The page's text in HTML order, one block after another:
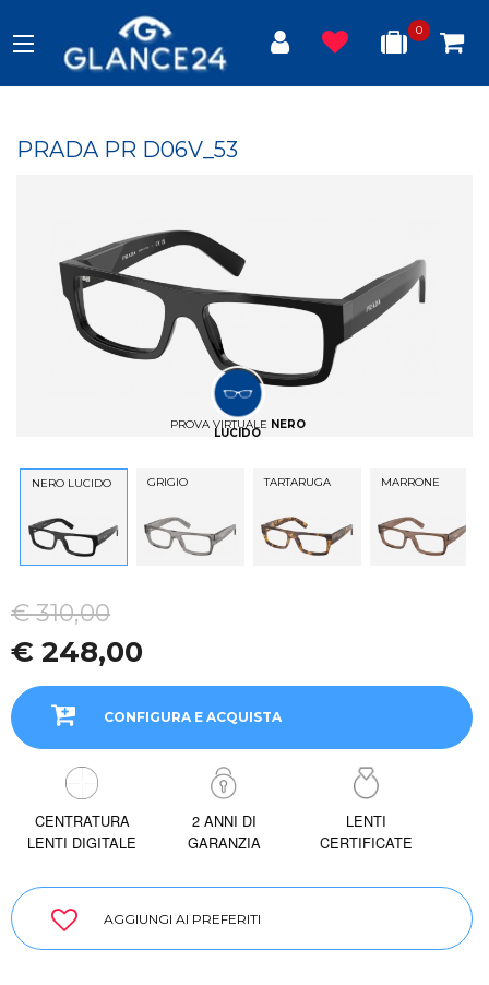
0
PRADA PR D06V_53
PROVA VIRTUALE NERO
LUCIDO
NERO LUCIDO GRIGIO TARTARUGA MARRONE
€ 310,00
€ 248,00
CONFIGURA E ACQUISTA
CENTRATURA
LENTI DIGITALE
2 ANNI DI
GARANZIA
LENTI
CERTIFICATE
AGGIUNGI AI PREFERITI